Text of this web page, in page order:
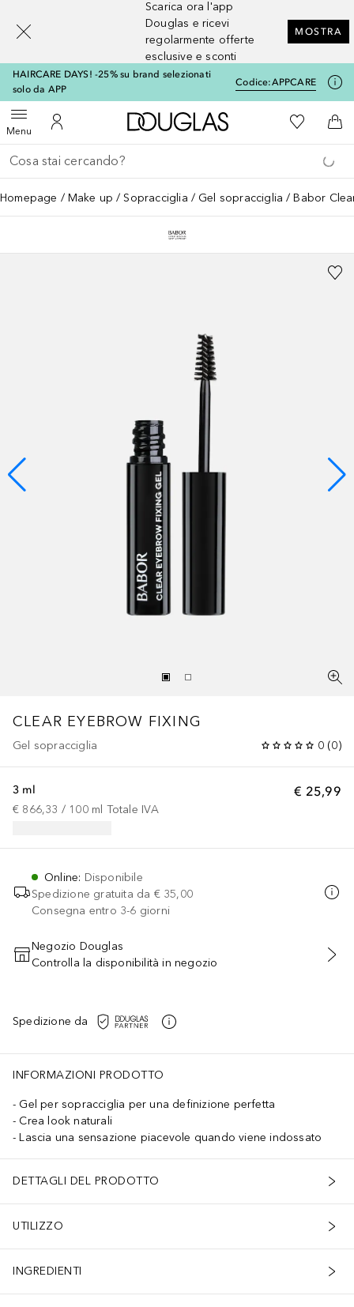
Scarica ora l'app
Douglas e ricevi
regolarmente offerte
esclusive e sconti
MOSTRA
HAIRCARE DAYS! -25% su brand selezionati
solo da APP
Codice:APPCARE
MenuApri menuAl Mio Account
A Douglas HomeAlla Mia
Al
Torna indietro
Esegui ricerca
Homepage Make up Sopracciglia Gel sopracciglia Babor
CLEAR EYEBROW FIXING
Gel sopracciglia 0 (0)
€ 25,99
3 ml
€ 866,33 / 100 ml Totale IVA
Online: Disponibile
Spedizione gratuita da € 35,00
Consegna entro 3-6 giorni
AGGIUNGI AL CARRELLO
Negozio Douglas
Controlla la disponibilità in negozio
Spedizione da
INFORMAZIONI PRODOTTO
Gel per sopracciglia per una definizione perfetta
Crea look naturali
Lascia una sensazione piacevole quando viene indossato
DETTAGLI DEL PRODOTTO
UTILIZZO
INGREDIENTI
[navigation.slideout.screenreader]